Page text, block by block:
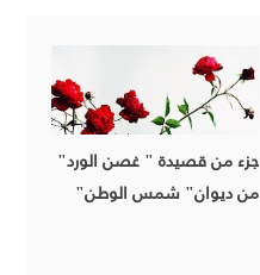
جزء من قصيدة " غصن الورد"
من ديوان" شمس الوطن"